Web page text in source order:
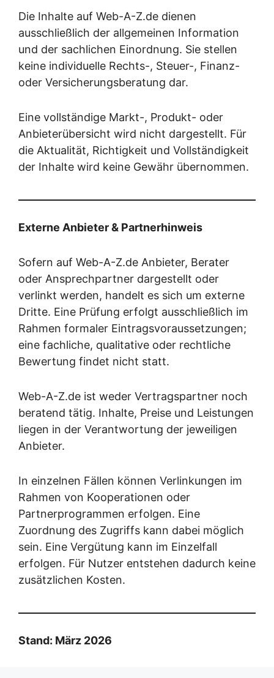
Die Inhalte auf Web-A-Z.de dienen
ausschließlich der allgemeinen Information
und der sachlichen Einordnung. Sie stellen
keine individuelle Rechts-, Steuer-, Finanz-
oder Versicherungsberatung dar.
Eine vollständige Markt-, Produkt- oder
Anbieterübersicht wird nicht dargestellt. Für
die Aktualität, Richtigkeit und Vollständigkeit
der Inhalte wird keine Gewähr übernommen.
Externe Anbieter & Partnerhinweis
Sofern auf Web-A-Z.de Anbieter, Berater
oder Ansprechpartner dargestellt oder
verlinkt werden, handelt es sich um externe
Dritte. Eine Prüfung erfolgt ausschließlich im
Rahmen formaler Eintragsvoraussetzungen;
eine fachliche, qualitative oder rechtliche
Bewertung findet nicht statt.
Web-A-Z.de ist weder Vertragspartner noch
beratend tätig. Inhalte, Preise und Leistungen
liegen in der Verantwortung der jeweiligen
Anbieter.
In einzelnen Fällen können Verlinkungen im
Rahmen von Kooperationen oder
Partnerprogrammen erfolgen. Eine
Zuordnung des Zugriffs kann dabei möglich
sein. Eine Vergütung kann im Einzelfall
erfolgen. Für Nutzer entstehen dadurch keine
zusätzlichen Kosten.
Stand: März 2026